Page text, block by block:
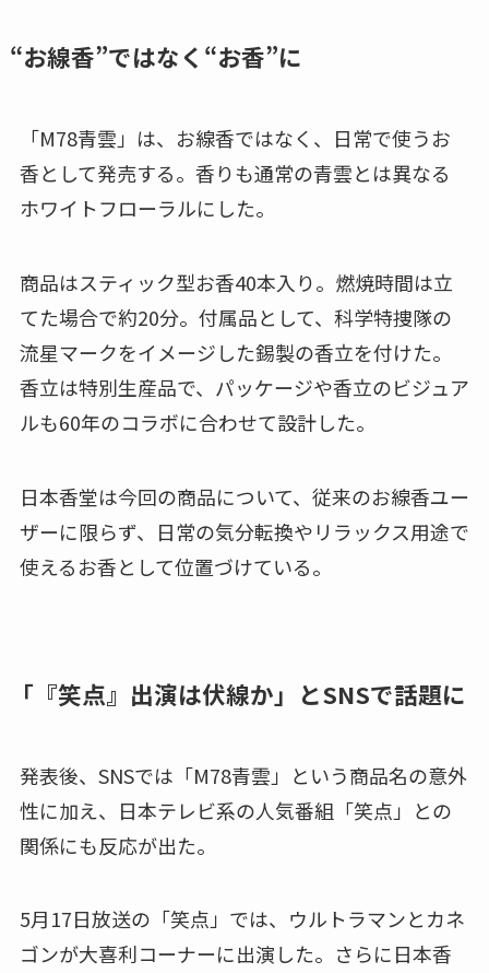
“お線香”ではなく“お香”に
「M78青雲」は、お線香ではなく、日常で使うお
香として発売する。香りも通常の青雲とは異なる
ホワイトフローラルにした。
商品はスティック型お香40本入り。燃焼時間は立
てた場合で約20分。付属品として、科学特捜隊の
流星マークをイメージした錫製の香立を付けた。
香立は特別生産品で、パッケージや香立のビジュア
ルも60年のコラボに合わせて設計した。
日本香堂は今回の商品について、従来のお線香ユー
ザーに限らず、日常の気分転換やリラックス用途で
使えるお香として位置づけている。
「『笑点』出演は伏線か」とSNSで話題に
発表後、SNSでは「M78青雲」という商品名の意外
性に加え、日本テレビ系の人気番組「笑点」との
関係にも反応が出た。
5月17日放送の「笑点」では、ウルトラマンとカネ
ゴンが大喜利コーナーに出演した。さらに日本香